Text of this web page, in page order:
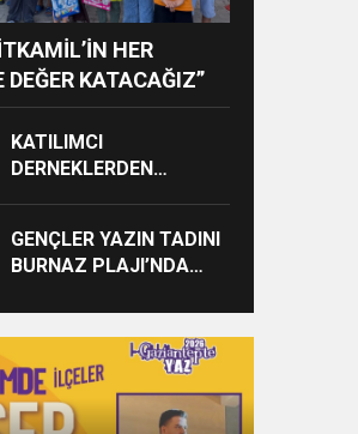
HER
KATACAĞIZ”
KATILIMCI
DERNEKLERDEN
GENÇLER YAZIN TADINI
BURNAZ PLAJI’NDA